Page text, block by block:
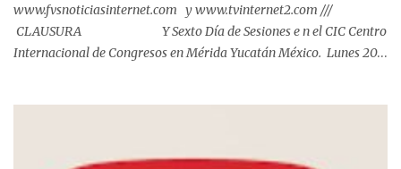
www.fvsnoticiasinternet.com y www.tvinternet2.com ///
CLAUSURA Y Sexto Día de Sesiones e n el CIC Centro
Internacional de Congresos en Mérida Yucatán México. Lunes 20
Laviada, en los que se consolidó un acuerdo metropolitano que,